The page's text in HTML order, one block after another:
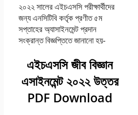
২০২২ সালের এইচএসসি পরীক্ষার্থীদের
জন্য এনসিটিবি কর্তৃক প্রণীত ৫ম
সপ্তাহের অ্যাসাইনমেন্ট প্রদান
সংক্রান্ত বিজ্ঞপ্তিতে জানানো হয়-
এইচএসসি জীব বিজ্ঞান
এসাইনমেন্ট ২০২২ উত্তর
PDF Download